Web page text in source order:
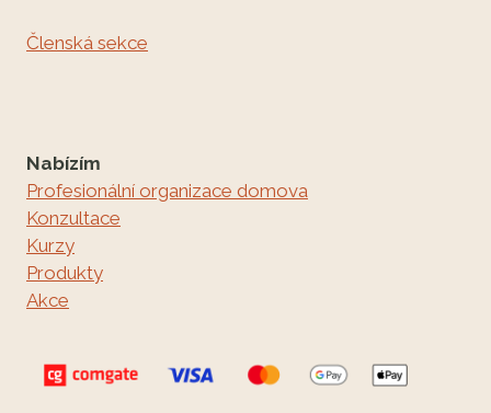
Členská sekce
Nabízím
Profesionální organizace domova
Konzultace
Kurzy
Produkty
Akce